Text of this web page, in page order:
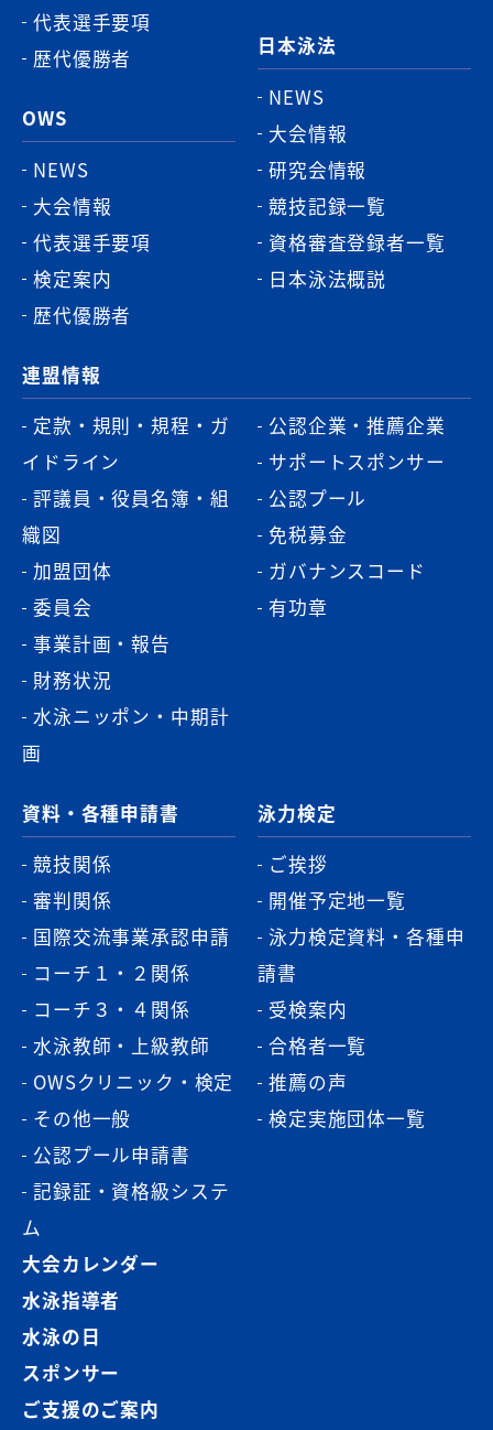
代表選手要項
歴代優勝者
OWS
NEWS
大会情報
代表選手要項
検定案内
歴代優勝者
日本泳法
NEWS
大会情報
研究会情報
競技記録一覧
資格審査登録者一覧
日本泳法概説
連盟情報
定款・規則・規程・ガ
イドライン
評議員・役員名簿・組
織図
加盟団体
委員会
事業計画・報告
財務状況
水泳ニッポン・中期計
画
公認企業・推薦企業
サポートスポンサー
公認プール
免税募金
ガバナンスコード
有功章
資料・各種申請書
競技関係
審判関係
国際交流事業承認申請
コーチ１・２関係
コーチ３・４関係
水泳教師・上級教師
OWSクリニック・検定
その他一般
公認プール申請書
記録証・資格級システ
ム
泳力検定
ご挨拶
開催予定地一覧
泳力検定資料・各種申
請書
受検案内
合格者一覧
推薦の声
検定実施団体一覧
大会カレンダー
水泳指導者
水泳の日
スポンサー
ご支援のご案内